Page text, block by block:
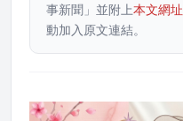
事新聞」並附上本文網址
動加入原文連結。